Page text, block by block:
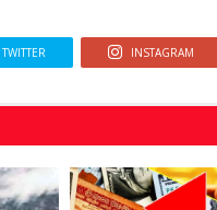
TWITTER INSTAGRAM